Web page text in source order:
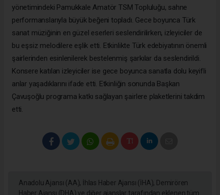
yönetimindeki Pamukkale Amatör TSM Topluluğu, sahne
performanslarıyla büyük beğeni topladı. Gece boyunca Türk
sanat müziğinin en güzel eserleri seslendirilirken, izleyiciler de
bu eşsiz melodilere eşlik etti. Etkinlikte Türk edebiyatının önemli
şairlerinden esinlenilerek bestelenmiş şarkılar da seslendirildi.
Konsere katılan izleyiciler ise gece boyunca sanatla dolu keyifli
anlar yaşadıklarını ifade etti. Etkinliğin sonunda Başkan
Çavuşoğlu programa katkı sağlayan şairlere plaketlerini takdim
etti.
Anadolu Ajansı (AA), İhlas Haber Ajansı (İHA), Demirören
Haber Ajansı (DHA) ve diğer ajanslar tarafından eklenen tüm